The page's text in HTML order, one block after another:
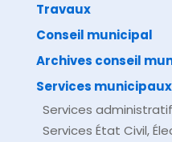
Direction de l'information légale et
Travaux
Conseil municipal
Archives conseil
Services municipaux
Services
Services État Civil,